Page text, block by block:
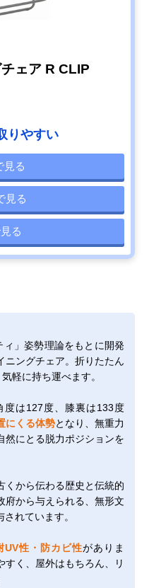
ェア R CLIP
りやすい
見る
見る
る
」姿勢理論をもとに開発
ニングチェア。折りたたん
軽に持ち運べます。
度は127度、膝裏は133度
にくる体勢となり、無重力
然にとる脱力ポジションを
くから伝わる歴史と伝統的
府から与えられる、無形文
れています。
UV性・防カビ性がありま
く、屋外はもちろん、リ